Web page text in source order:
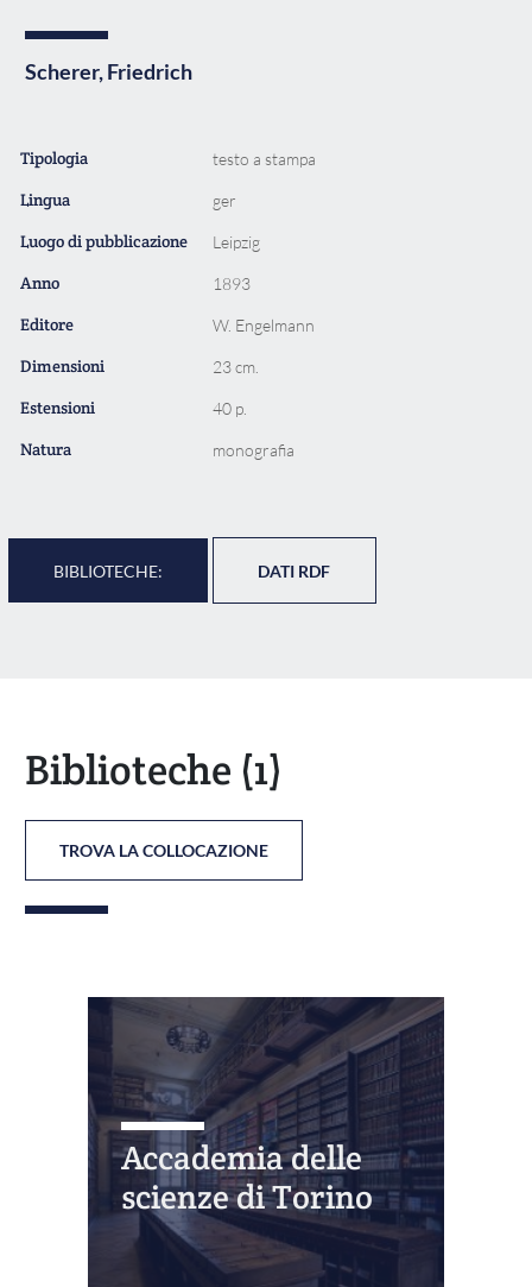
Scherer, Friedrich
Tipologia testo a stampa
Lingua ger
Luogo di pubblicazione Leipzig
Anno 1893
Editore W. Engelmann
Dimensioni 23 cm.
Estensioni 40 p.
Natura monografia
BIBLIOTECHE: DATI RDF
Biblioteche (1)
TROVA LA COLLOCAZIONE
Accademia delle
scienze di Torino